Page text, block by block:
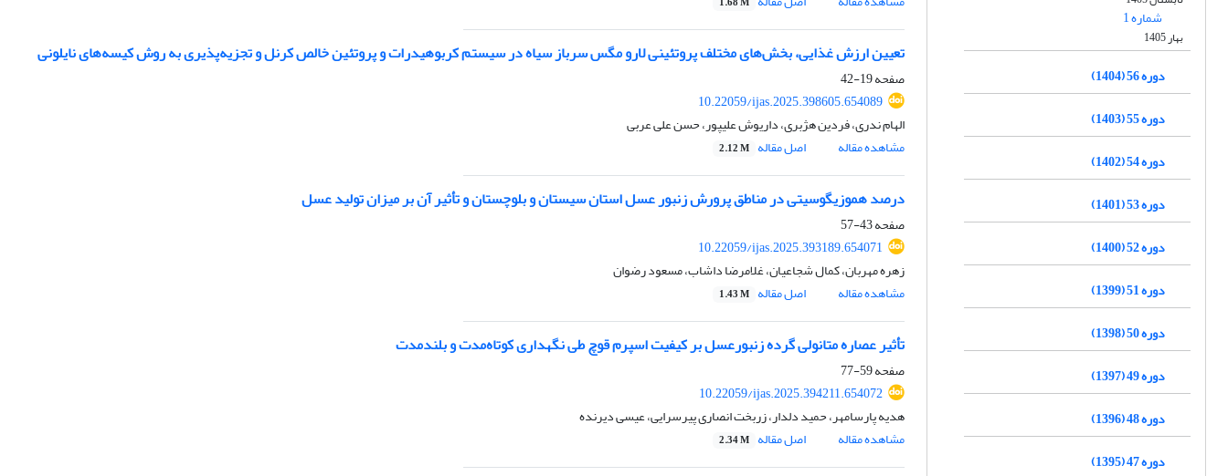
تعیین ارزش غذایی، بخش‌های مختلف پروتئینی لارو مگس سرباز سیاه در سیستم کربوهیدرات و پروتئین خالص کرنل و تجزیه‌پذیری به روش کیسه‌های نایلونی ‬
صفحه19-42
10.22059/ijas.2025.398605.654089
الهام ندری، فردین هژبری، داریوش علیپور، حسن علی عربی
مشاهده مقاله
اصل مقاله 2.12 M
درصد هموزیگوسیتی در مناطق پرورش زنبور عسل استان سیستان و بلوچستان و تأثیر آن بر میزان تولید عسل
صفحه43-57
10.22059/ijas.2025.393189.654071
زهره مهربان، کمال شجاعیان، غلامرضا داشاب، مسعود رضوان
مشاهده مقاله
اصل مقاله 1.43 M
تأثیر عصاره متانولی گرده زنبورعسل بر کیفیت اسپرم قوچ طی نگهداری کوتاه‌مدت و بلندمدت
صفحه59-77
10.22059/ijas.2025.394211.654072
هدیه پارسامهر، حمید دلدار، زربخت انصاری پیرسرایی، عیسی دیرنده
مشاهده مقاله
اصل مقاله 2.34 M
شماره 1
بهار 1405
دوره 56 (1404)
دوره 55 (1403)
دوره 54 (1402)
دوره 53 (1401)
دوره 52 (1400)
دوره 51 (1399)
دوره 50 (1398)
دوره 49 (1397)
دوره 48 (1396)
دوره 47 (1395)